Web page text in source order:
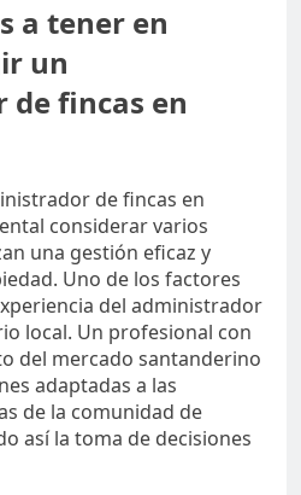
a tener en
un
fincas en
de fincas en
considerar varios
una gestión eficaz y
Uno de los factores
del administrador
local. Un profesional con
del mercado santanderino
adaptadas a las
de la comunidad de
así la toma de decisiones